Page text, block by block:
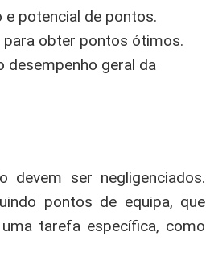
potencial de pontos.
obter pontos ótimos.
desempenho geral da
ser negligenciados.
pontos de equipa, que
tarefa específica, como